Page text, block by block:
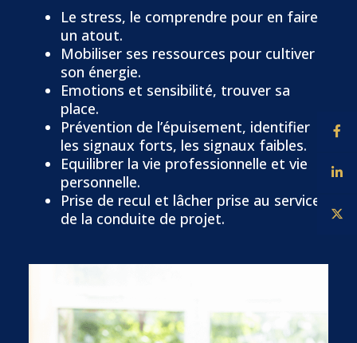
Le stress, le comprendre pour en faire
un atout.
Mobiliser ses ressources pour cultiver
son énergie.
Emotions et sensibilité, trouver sa
place.
Prévention de l’épuisement, identifier
les signaux forts, les signaux faibles.
Equilibrer la vie professionnelle et vie
personnelle.
Prise de recul et lâcher prise au service
de la conduite de projet.